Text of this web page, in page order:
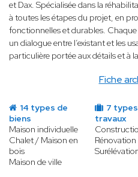
Fiche
et Dax. Spécialisée dans la
à toutes les étapes du projet, en
fonctionnelles et durables.
un dialogue entre l’existant et les
particulière portée aux détails et à
14 types de
biens
Maison individuelle
Chalet / Maison en
bois
Maison de ville
7
travaux
Rénovation